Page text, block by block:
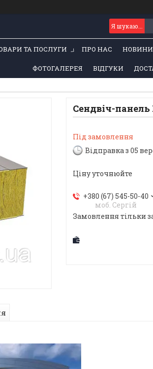
ТА ПОСЛУГИ ПРО НАС НОВИНИ
ФОТОГАЛЕРЕЯ ВІДГУКИ
Сендвіч-панель
Під замовлення
Відправка з 05
Ціну уточнюйте
+380 (67) 545-50-40
моб. Сергій
Замовлення тільки